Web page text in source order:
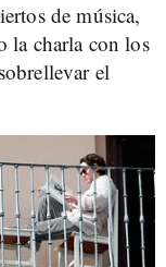
de música,
la charla con los
el